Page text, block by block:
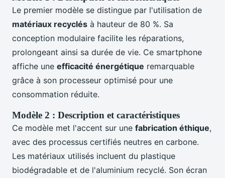
Le premier modèle se distingue par l'utilisation de
matériaux recyclés à hauteur de 80 %. Sa
conception modulaire facilite les réparations,
prolongeant ainsi sa durée de vie. Ce smartphone
affiche une efficacité énergétique remarquable
grâce à son processeur optimisé pour une
consommation réduite.
Modèle 2 : Description et caractéristiques
Ce modèle met l'accent sur une fabrication éthique,
avec des processus certifiés neutres en carbone.
Les matériaux utilisés incluent du plastique
biodégradable et de l'aluminium recyclé. Son écran